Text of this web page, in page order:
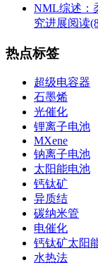
NML综述：
究进展阅读
热点标签
超级电容器
石墨烯
光催化
锂离子电池
MXene
钠离子电池
太阳能电池
钙钛矿
异质结
碳纳米管
电催化
钙钛矿太阳
水热法